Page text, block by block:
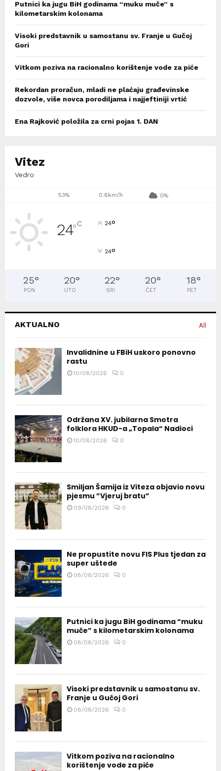
Putnici ka jugu BiH godinama “muku muče” s
kilometarskim kolonama
Visoki predstavnik u samostanu sv. Franje u Gučoj
Gori
Vitkom poziva na racionalno korištenje vode za piće
Rekordan proračun, mladi ne plaćaju građevinske
dozvole, više novca porodiljama i najjeftiniji vrtić
Ena Rajković položila za crni pojas 1. DAN
Vitez
Vedro
53% 0.8km/h 0%
24°C 24°
24°
25°
PON
20°
UTO
22°
SRI
20°
ČET
18°
PET
AKTUALNO All
Invalidnine u FBiH uskoro ponovno
rastu
10/08/2026 0
Održana XV. jubilarna Smotra
folklora HKUD-a „Topala“ Nadioci
10/08/2026 0
Smiljan Šamija iz Viteza objavio novu
pjesmu ”Vjeruj bratu”
09/08/2026 0
Ne propustite novu FIS Plus tjedan za
super uštede
08/08/2026 0
Putnici ka jugu BiH godinama “muku
muče” s kilometarskim kolonama
08/08/2026 0
Visoki predstavnik u samostanu sv.
Franje u Gučoj Gori
08/08/2026 0
Vitkom poziva na racionalno
korištenje vode za piće